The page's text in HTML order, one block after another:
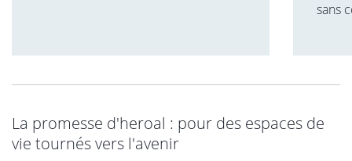
sans
La promesse d'heroal : pour des espaces de
vie tournés vers l'avenir